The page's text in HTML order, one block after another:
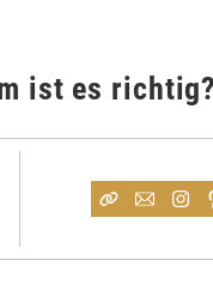
ist es richtig?